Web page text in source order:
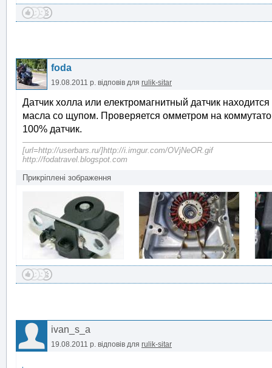
foda
19.08.2011 р. відповів для rulik-sitar
Датчик холла или електромагнитный датчик
масла со щупом. Проверяется омметром на
100% датчик.
[url=http://userbars.ru/]http://i.imgur.com/OVjNeOR.gif
http://fodatravel.blogspot.com
Прикріплені зображення
ivan_s_a
19.08.2011 р. відповів для rulik-sitar